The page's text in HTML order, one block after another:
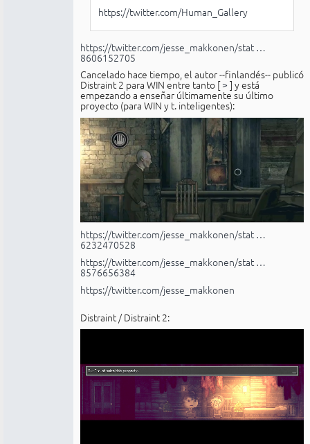
https://twitter.com/Human_Gallery
https://twitter.com/jesse_makkonen/stat …
8606152705
Cancelado hace tiempo, el autor --finlandés-- publicó
Distraint 2 para WIN entre tanto [> ] y está
empezando a enseñar últimamente su último
proyecto (para WIN y t. inteligentes):
https://twitter.com/jesse_makkonen/stat …
6232470528
https://twitter.com/jesse_makkonen/stat …
8576656384
https://twitter.com/jesse_makkonen
Distraint / Distraint 2: